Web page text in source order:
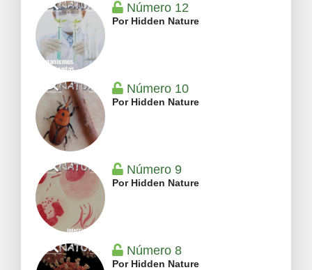
Número 12
Por Hidden Nature
Número 10
Por Hidden Nature
Número 9
Por Hidden Nature
Número 8
Por Hidden Nature